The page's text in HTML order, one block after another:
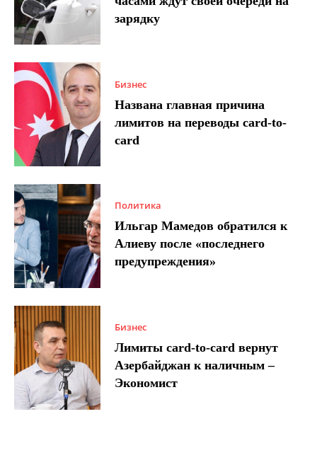
зарядку
Бизнес
Названа главная причина
лимитов на переводы card-to-
card
Политика
Ильгар Мамедов обратился к
Алиеву после «последнего
предупреждения»
Бизнес
Лимиты card-to-card вернут
Азербайджан к наличным –
Экономист